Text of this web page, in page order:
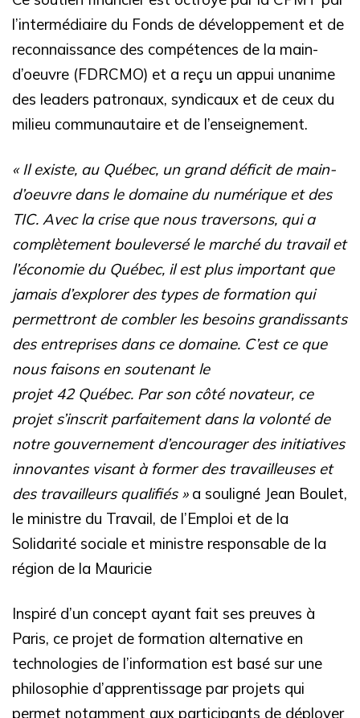
l’intermédiaire du Fonds de développement et de
reconnaissance des compétences de la main-
d’oeuvre (FDRCMO) et a reçu un appui unanime
des leaders patronaux, syndicaux et de ceux du
milieu communautaire et de l’enseignement.
« Il existe, au Québec, un grand déficit de main-
d’oeuvre dans le domaine du numérique et des
TIC. Avec la crise que nous traversons, qui a
complètement bouleversé le marché du travail et
l’économie du Québec, il est plus important que
jamais d’explorer des types de formation qui
permettront de combler les besoins grandissants
des entreprises dans ce domaine. C’est ce que
nous faisons en soutenant le
projet 42 Québec. Par son côté novateur, ce
projet s’inscrit parfaitement dans la volonté de
notre gouvernement d’encourager des initiatives
innovantes visant à former des travailleuses et
des travailleurs qualifiés »a souligné Jean Boulet,
le ministre du Travail, de l’Emploi et de la
Solidarité sociale et ministre responsable de la
région de la Mauricie
Inspiré d’un concept ayant fait ses preuves à
Paris, ce projet de formation alternative en
technologies de l’information est basé sur une
philosophie d’apprentissage par projets qui
permet notamment aux participants de déployer